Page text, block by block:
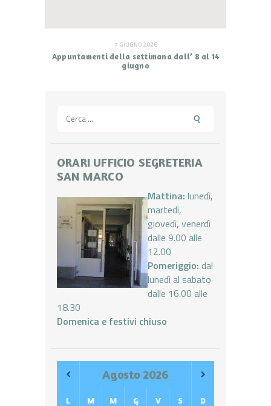
7 GIUGNO 2026
Appuntamenti della settimana dall’ 8 al 14
giugno
per:
ORARI UFFICIO SEGRETERIA
SAN MARCO
Mattina: lunedì,
martedì,
giovedì, venerdì
dalle 9.00 alle
12.00
Pomeriggio: dal
lunedì al sabato
dalle 16.00 alle
18.30
Domenica e festivi chiuso
Agosto 2026
L M M G V S D